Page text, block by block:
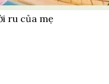
ru của mẹ